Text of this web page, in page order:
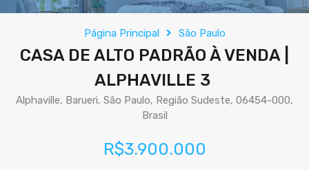
Página Principal São Paulo
CASA DE ALTO PADRÃO À VENDA |
ALPHAVILLE 3
Alphaville, Barueri, São Paulo, Região Sudeste, 06454-000,
Brasil
R$3.900.000